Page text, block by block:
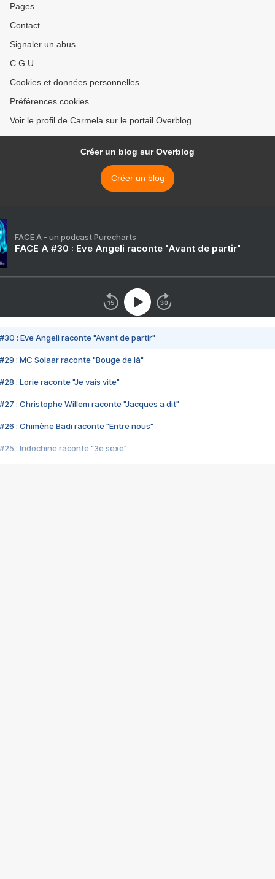
Pages
Contact
Signaler un abus
C.G.U.
Cookies et données personnelles
Préférences cookies
Voir le profil de Carmela sur le portail Overblog
Créer un blog sur Overblog
Créer un blog
FACE A - un podcast Purecharts
FACE A #30 : Eve Angeli raconte "Avant de partir"
#30 : Eve Angeli raconte "Avant de partir"
#29 : MC Solaar raconte "Bouge de là"
#28 : Lorie raconte "Je vais vite"
#27 : Christophe Willem raconte "Jacques a dit"
#26 : Chimène Badi raconte "Entre nous"
#25 : Indochine raconte "3e sexe"